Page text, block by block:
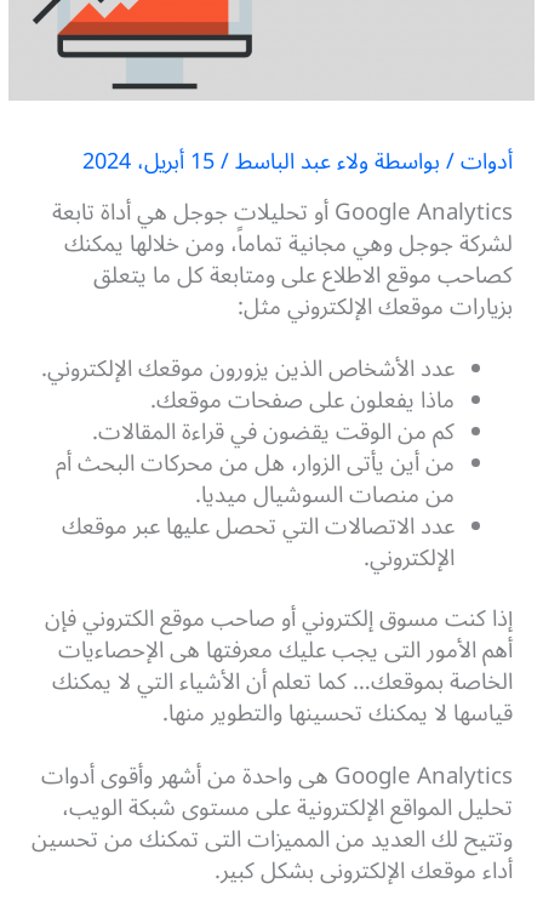
أدوات/ بواسطةولاء عبد الباسط/15 أبريل، 2024
Google Analytics أو تحليلات جوجل هي أداة تابعة
لشركة جوجل وهي مجانية تماماً، ومن خلالها يمكنك
كصاحب موقع الاطلاع على ومتابعة كل ما يتعلق
بزيارات موقعك الإلكتروني مثل:
عدد الأشخاص الذين يزورون موقعك الإلكتروني.
ماذا يفعلون على صفحات موقعك.
كم من الوقت يقضون في قراءة المقالات.
من أين يأتى الزوار، هل من محركات البحث أم
من منصات السوشيال ميديا.
عدد الاتصالات التي تحصل عليها عبر موقعك
الإلكتروني.
إذا كنت مسوق إلكتروني أو صاحب موقع الكتروني فإن
أهم الأمور التى يجب عليك معرفتها هى الإحصاءيات
الخاصة بموقعك… كما تعلم أن الأشياء التي لا يمكنك
قياسها لا يمكنك تحسينها والتطوير منها.
Google Analytics هى واحدة من أشهر وأقوى أدوات
تحليل المواقع الإلكترونية على مستوى شبكة الويب،
وتتيح لك العديد من المميزات التى تمكنك من تحسين
أداء موقعك الإلكترونى بشكل كبير.